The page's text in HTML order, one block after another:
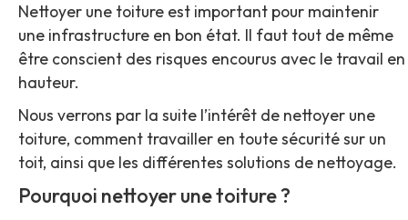
Nettoyer une toiture est important pour maintenir
une infrastructure en bon état. Il faut tout de même
être conscient des risques encourus avec le travail en
hauteur.
Nous verrons par la suite l’intérêt de nettoyer une
toiture, comment travailler en toute sécurité sur un
toit, ainsi que les différentes solutions de nettoyage.
Pourquoi nettoyer une toiture ?